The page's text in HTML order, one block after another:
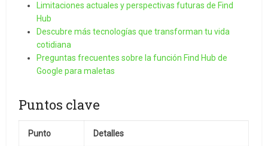
Limitaciones actuales y perspectivas futuras de Find
Hub
Descubre más tecnologías que transforman tu vida
cotidiana
Preguntas frecuentes sobre la función Find Hub de
Google para maletas
Puntos clave
Punto Detalles